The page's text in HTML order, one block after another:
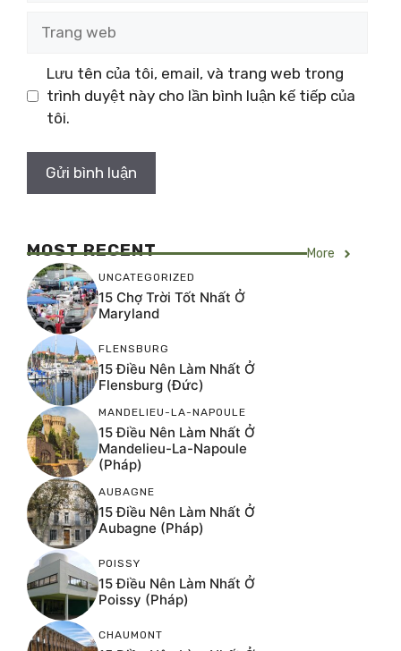
web
Lưu tên của tôi, email, và trang web trong
trình duyệt này cho lần bình luận kế tiếp của
tôi.
MOST RECENT More
UNCATEGORIZED
15 Chợ Trời Tốt Nhất Ở
Maryland
FLENSBURG
15 Điều Nên Làm Nhất Ở
Flensburg (Đức)
MANDELIEU-LA-NAPOULE
15 Điều Nên Làm Nhất Ở
Mandelieu-La-Napoule
(Pháp)
AUBAGNE
15 Điều Nên Làm Nhất Ở
Aubagne (Pháp)
POISSY
15 Điều Nên Làm Nhất Ở
Poissy (Pháp)
CHAUMONT